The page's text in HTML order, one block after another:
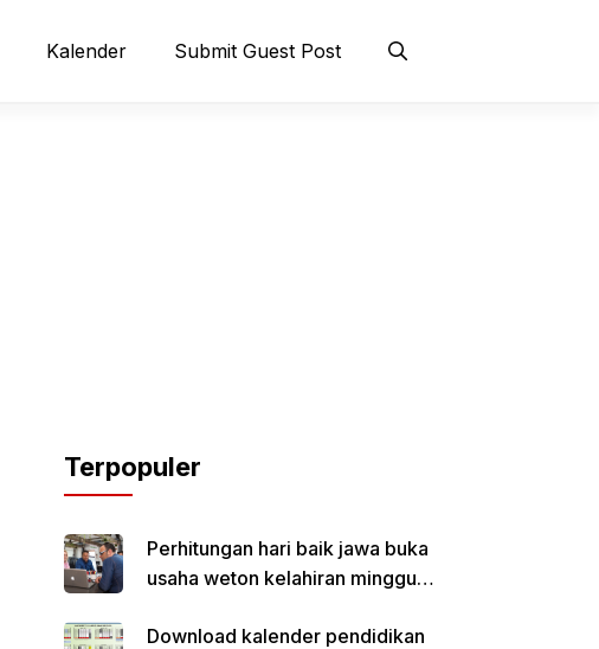
Kalender Submit Guest Post
Terpopuler
Perhitungan hari baik jawa buka
usaha weton kelahiran minggu
Download kalender pendidikan